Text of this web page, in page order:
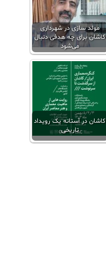
مولد سازی در شهرداری
کاشان برای چه هدفی دنبال
می‌شود
کاشان در آستانه یک رویداد
تاریخی